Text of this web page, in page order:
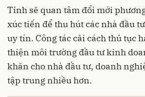
Tỉnh sẽ quan tâm đổi mới
xúc tiến để thu hút các nhà đầu
uy tín. Công tác cải cách thủ tục
thiện môi trường đầu tư kinh
khăn cho nhà đầu tư, doanh
tập trung nhiều hơn.